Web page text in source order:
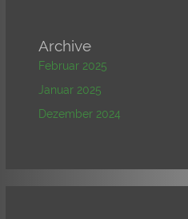
Archive
Februar 2025
Januar 2025
Dezember 2024